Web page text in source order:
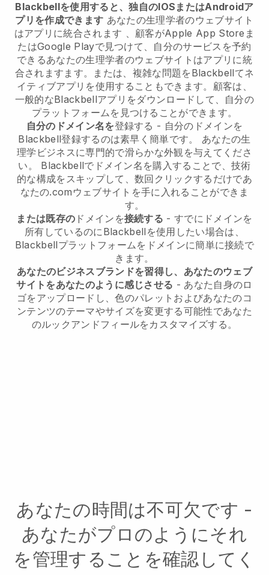
Blackbellを使用すると、独自のIOSまたはAndroidア
プリを作成できます あなたの生理学者のウェブサイト
はアプリに統合されます 、顧客がApple App Storeま
たはGoogle Playで見つけて、自分のサービスを予約
できるあなたの生理学者のウェブサイトはアプリに統
合されます ます。または、複雑な問題を Blackbellてネ
イティブアプリを使用することもできます。顧客は、
一般的なBlackbellアプリをダウンロードして、自分の
プラットフォームを見つけることができます。
自分のドメイン名を登録する - 自分のドメインを
Blackbell登録するのは素早く簡単です。 あなたの生
理学ビジネスに専門的で滑らかな外観を与えてくださ
い。
Blackbellでドメイン名を購入することで、技術
的な構成をスキップして、数回クリックするだけであ
なたの.comウェブサイトを手に入れることができま
す。
または既存の ドメインを接続する - すでにドメインを
所有しているのにBlackbell を使用したい場合は、
Blackbellプラットフォームをドメインに簡単に接続で
きます。
あなたのビジネスブランドを習得し、あなたのウェブ
サイトをあなたのように感じさせる - あなた自身のロ
ゴをアップロードし、色のパレットおよびあなたのコ
ンテンツのテーマやサイズを変更する可能性であなた
のルックアンドフィールをカスタマイズする。
あなたの時間は不可欠です -
あなたがプロのようにそれ
を管理することを確認してく